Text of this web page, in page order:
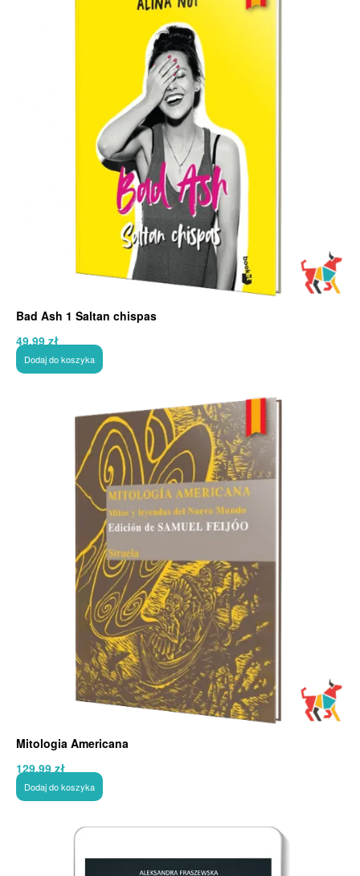
Bad Ash 1 Saltan chispas
49,99zł
Dodaj do koszyka
Mitologia Americana
129,99zł
Dodaj do koszyka